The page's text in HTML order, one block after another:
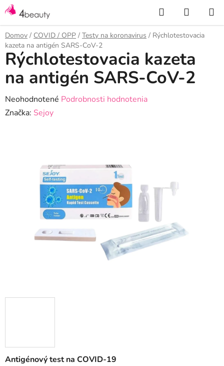
Prejsť
na
obsah
Hľadať
KOŠÍK
Domov / COVID / OPP / Testy na koronavirus / Rýchlotestovacia
kazeta na antigén SARS-CoV-2
Antigénový test na COVID-19
Rýchlotestovacia kazeta
na antigén SARS-CoV-2
Priemerné
hodnotenie
hviezdičiek.
Neohodnotené Podrobnosti hodnotenia
Značka: Sejoy